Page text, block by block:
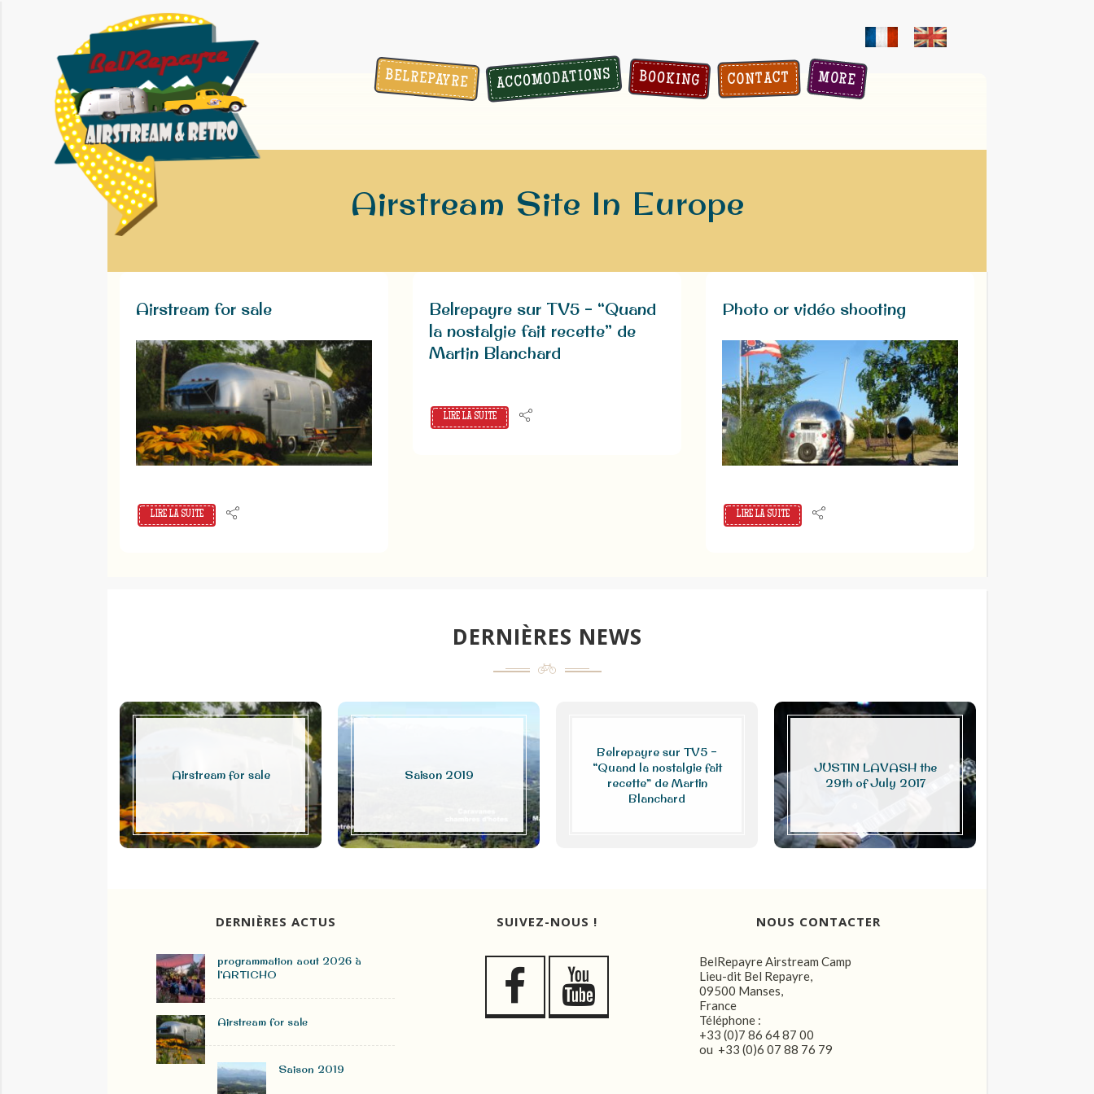
BELREPAYRE ACCOMODATIONS BOOKING CONTACT MORE
Airstream Site In Europe
Airstream for sale
LIRE LA SUITE
Belrepayre sur TV5 – “Quand
la nostalgie fait recette” de
Martin Blanchard
LIRE LA SUITE
Photo or vidéo shooting
LIRE LA SUITE
DERNIÈRES NEWS
Airstream for sale Saison 2019
Belrepayre sur TV5 –
“Quand la nostalgie fait
recette” de Martin
Blanchard
JUSTIN LAVASH the
29th of July 2017
DERNIÈRES ACTUS
programmation aout 2026 à
l’ARTICHO
Airstream for sale
Saison 2019
SUIVEZ-NOUS ! NOUS CONTACTER
BelRepayre Airstream Camp
Lieu-dit Bel Repayre,
09500 Manses,
France
Téléphone :
+33 (0)7 86 64 87 00
ou +33 (0)6 07 88 76 79